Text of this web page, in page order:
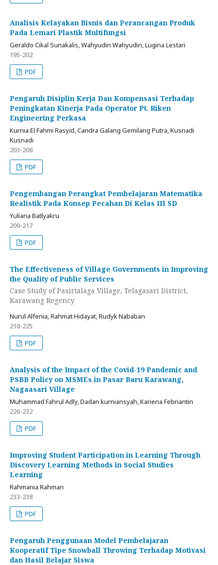
Analisis Kelayakan Bisnis dan Perancangan Produk
Pada Lemari Plastik Multifungsi
Geraldo Cikal Sunakalis, Wahyudin Wahyudin, Lugina Lestari
195-202
PDF
Pengaruh Disiplin Kerja Dan Kompensasi Terhadap
Peningkatan Kinerja Pada Operator Pt. Riken
Engineering Perkasa
Kurnia El Fahmi Rasyid, Candra Galang Gemilang Putra, Kusnadi
Kusnadi
203-208
PDF
Pengembangan Perangkat Pembelajaran Matematika
Realistik Pada Konsep Pecahan Di Kelas III SD
Yuliana Batlyakru
209-217
PDF
The Effectiveness of Village Governments in Improving
the Quality of Public Services
Case Study of Pasirtalaga Village, Telagasari District,
Karawang Regency
Nurul Alfenia, Rahmat Hidayat, Rudyk Nababan
218-225
PDF
Analysis of the Impact of the Covid-19 Pandemic and
PSBB Policy on MSMEs in Pasar Baru Karawang,
Nagaasari Village
Muhammad Fahrul Adly, Dadan kurniansyah, Kariena Febriantin
226-232
PDF
Improving Student Participation in Learning Through
Discovery Learning Methods in Social Studies
Learning
Rahmania Rahman
233-238
PDF
Pengaruh Penggunaan Model Pembelajaran
Kooperatif Tipe Snowball Throwing Terhadap Motivasi
dan Hasil Belajar Siswa